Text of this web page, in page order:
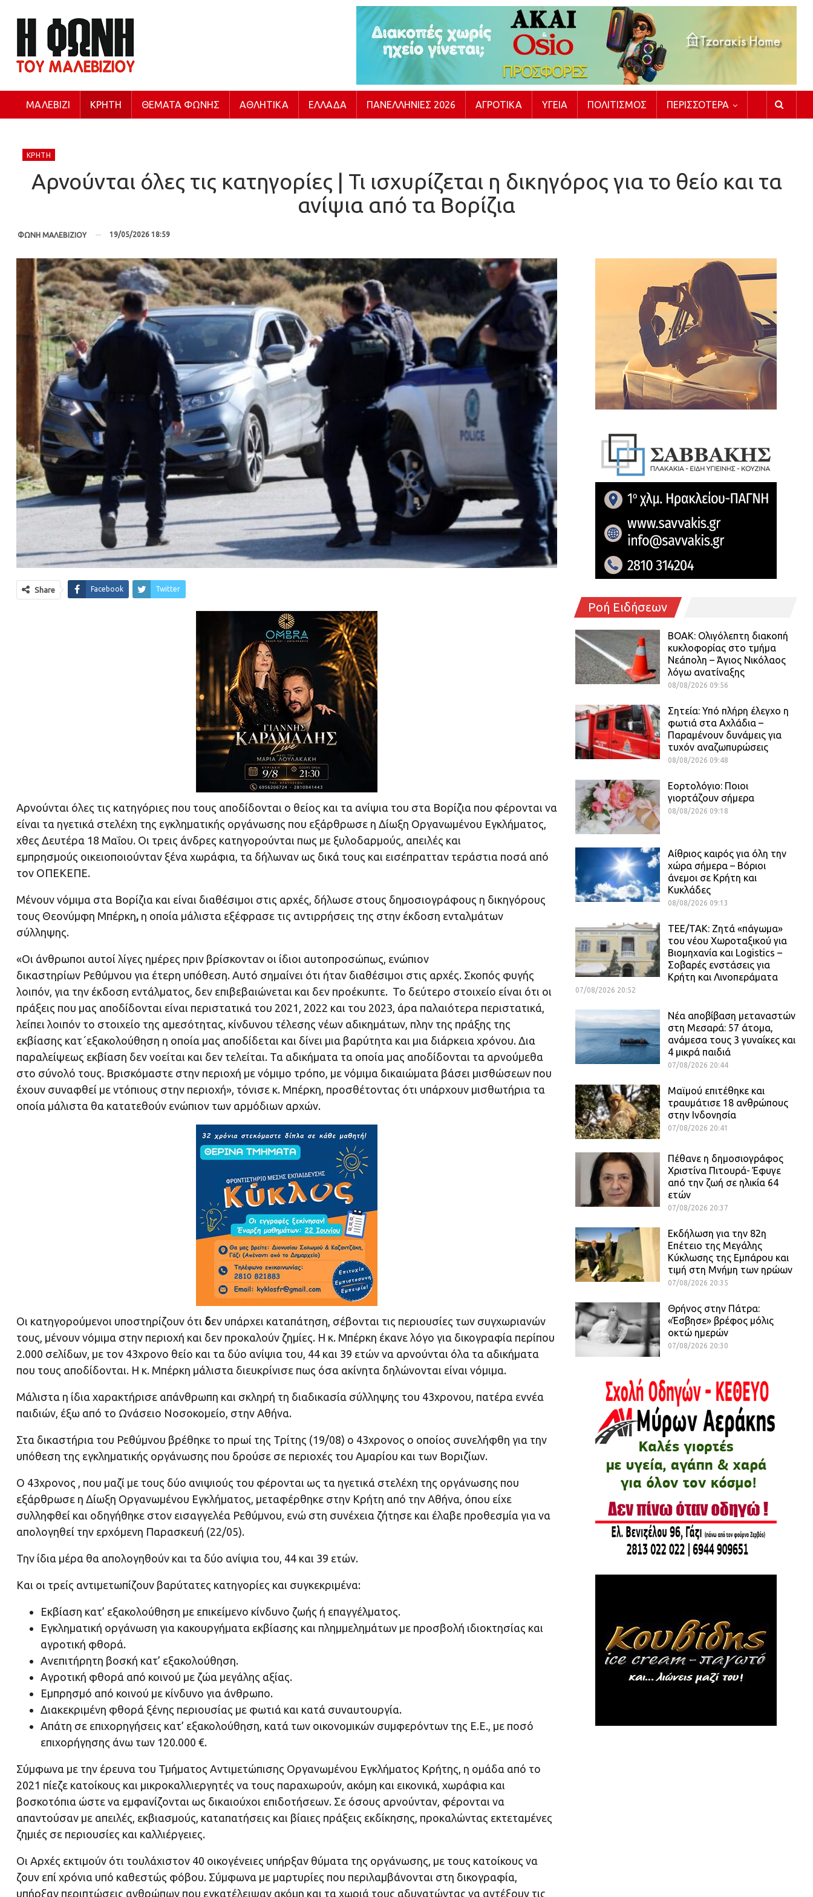
ΜΑΛΕΒΊΖΙ ΚΡΉΤΗ ΘΈΜΑΤΑ ΦΩΝΉΣ ΑΘΛΗΤΙΚΆ ΕΛΛΆΔΑ ΠΑΝΕΛΛΉΝΙΕΣ 2026 ΑΓΡΟΤΙΚΆ ΥΓΕΊΑ ΠΟΛΙΤΙΣΜΌΣ ΠΕΡΙΣΣΌΤΕΡΑ
ΚΡΉΤΗ
Αρνούνται όλες τις κατηγορίες | Τι ισχυρίζεται η δικηγόρος για το θείο και τα
ανίψια από τα Βορίζια
ΦΩΝΗ ΜΑΛΕΒΙΖΙΟΥ 19/05/2026 18:59
Share Facebook Twitter
Αρνούνται όλες τις κατηγόριες που τους αποδίδονται ο θείος και τα ανίψια του στα Βορίζια που φέρονται να
είναι τα ηγετικά στελέχη της εγκληματικής οργάνωσης που εξάρθρωσε η Δίωξη Οργανωμένου Εγκλήματος,
χθες Δευτέρα 18 Μαΐου. Οι τρεις άνδρες κατηγορούνται πως με ξυλοδαρμούς, απειλές και
εμπρησμούς οικειοποιούνταν ξένα χωράφια, τα δήλωναν ως δικά τους και εισέπρατταν τεράστια ποσά από
τον ΟΠΕΚΕΠΕ.
Μένουν νόμιμα στα Βορίζια και είναι διαθέσιμοι στις αρχές, δήλωσε στους δημοσιογράφους η δικηγόρους
τους Θεονύμφη Μπέρκη, η οποία μάλιστα εξέφρασε τις αντιρρήσεις της στην έκδοση ενταλμάτων
σύλληψης.
«Οι άνθρωποι αυτοί λίγες ημέρες πριν βρίσκονταν οι ίδιοι αυτοπροσώπως, ενώπιον
δικαστηρίων Ρεθύμνου για έτερη υπόθεση. Αυτό σημαίνει ότι ήταν διαθέσιμοι στις αρχές. Σκοπός φυγής
λοιπόν, για την έκδοση εντάλματος, δεν επιβεβαιώνεται και δεν προέκυπτε. Το δεύτερο στοιχείο είναι ότι οι
πράξεις που μας αποδίδονται είναι περιστατικά του 2021, 2022 και του 2023, άρα παλαιότερα περιστατικά,
λείπει λοιπόν το στοιχείο της αμεσότητας, κίνδυνου τέλεσης νέων αδικημάτων, πλην της πράξης της
εκβίασης κατ΄εξακολούθηση η οποία μας αποδίδεται και δίνει μια βαρύτητα και μια διάρκεια χρόνου. Δια
παραλείψεως εκβίαση δεν νοείται και δεν τελείται. Τα αδικήματα τα οποία μας αποδίδονται τα αρνούμεθα
στο σύνολό τους. Βρισκόμαστε στην περιοχή με νόμιμο τρόπο, με νόμιμα δικαιώματα βάσει μισθώσεων που
έχουν συναφθεί με ντόπιους στην περιοχή», τόνισε κ. Μπέρκη, προσθέτοντας ότι υπάρχουν μισθωτήρια τα
οποία μάλιστα θα κατατεθούν ενώπιον των αρμόδιων αρχών.
Οι κατηγορούμενοι υποστηρίζουν ότι δεν υπάρχει καταπάτηση, σέβονται τις περιουσίες των συγχωριανών
τους, μένουν νόμιμα στην περιοχή και δεν προκαλούν ζημίες. Η κ. Μπέρκη έκανε λόγο για δικογραφία περίπου
2.000 σελίδων, με τον 43χρονο θείο και τα δύο ανίψια του, 44 και 39 ετών να αρνούνται όλα τα αδικήματα
που τους αποδίδονται. Η κ. Μπέρκη μάλιστα διευκρίνισε πως όσα ακίνητα δηλώνονται είναι νόμιμα.
Μάλιστα η ίδια χαρακτήρισε απάνθρωπη και σκληρή τη διαδικασία σύλληψης του 43χρονου, πατέρα εννέα
παιδιών, έξω από το Ωνάσειο Νοσοκομείο, στην Αθήνα.
Στα δικαστήρια του Ρεθύμνου βρέθηκε το πρωί της Τρίτης (19/08) ο 43χρονος ο οποίος συνελήφθη για την
υπόθεση της εγκληματικής οργάνωσης που δρούσε σε περιοχές του Αμαρίου και των Βοριζίων.
Ο 43χρονος , που μαζί με τους δύο ανιψιούς του φέρονται ως τα ηγετικά στελέχη της οργάνωσης που
εξάρθρωσε η Δίωξη Οργανωμένου Εγκλήματος, μεταφέρθηκε στην Κρήτη από την Αθήνα, όπου είχε
συλληφθεί και οδηγήθηκε στον εισαγγελέα Ρεθύμνου, ενώ στη συνέχεια ζήτησε και έλαβε προθεσμία για να
απολογηθεί την ερχόμενη Παρασκευή (22/05).
Την ίδια μέρα θα απολογηθούν και τα δύο ανίψια του, 44 και 39 ετών.
Και οι τρείς αντιμετωπίζουν βαρύτατες κατηγορίες και συγκεκριμένα:
Εκβίαση κατ’ εξακολούθηση με επικείμενο κίνδυνο ζωής ή επαγγέλματος.
Εγκληματική οργάνωση για κακουργήματα εκβίασης και πλημμελημάτων με προσβολή ιδιοκτησίας και
αγροτική φθορά.
Ανεπιτήρητη βοσκή κατ’ εξακολούθηση.
Αγροτική φθορά από κοινού με ζώα μεγάλης αξίας.
Εμπρησμό από κοινού με κίνδυνο για άνθρωπο.
Διακεκριμένη φθορά ξένης περιουσίας με φωτιά και κατά συναυτουργία.
Απάτη σε επιχορηγήσεις κατ’ εξακολούθηση, κατά των οικονομικών συμφερόντων της Ε.Ε., με ποσό
επιχορήγησης άνω των 120.000 €.
Σύμφωνα με την έρευνα του Τμήματος Αντιμετώπισης Οργανωμένου Εγκλήματος Κρήτης, η ομάδα από το
2021 πίεζε κατοίκους και μικροκαλλιεργητές να τους παραχωρούν, ακόμη και εικονικά, χωράφια και
βοσκοτόπια ώστε να εμφανίζονται ως δικαιούχοι επιδοτήσεων. Σε όσους αρνούνταν, φέρονται να
απαντούσαν με απειλές, εκβιασμούς, καταπατήσεις και βίαιες πράξεις εκδίκησης, προκαλώντας εκτεταμένες
ζημιές σε περιουσίες και καλλιέργειες.
Οι Αρχές εκτιμούν ότι τουλάχιστον 40 οικογένειες υπήρξαν θύματα της οργάνωσης, με τους κατοίκους να
ζουν επί χρόνια υπό καθεστώς φόβου. Σύμφωνα με μαρτυρίες που περιλαμβάνονται στη δικογραφία,
υπήρξαν περιπτώσεις ανθρώπων που εγκατέλειψαν ακόμη και τα χωριά τους αδυνατώντας να αντέξουν τις
Ροή Ειδήσεων
ΒΟΑΚ: Ολιγόλεπτη διακοπή
κυκλοφορίας στο τμήμα
Νεάπολη – Άγιος Νικόλαος
λόγω ανατίναξης
08/08/2026 09:56
Σητεία: Υπό πλήρη έλεγχο η
φωτιά στα Αχλάδια –
Παραμένουν δυνάμεις για
τυχόν αναζωπυρώσεις
08/08/2026 09:48
Εορτολόγιο: Ποιοι
γιορτάζουν σήμερα
08/08/2026 09:18
Αίθριος καιρός για όλη την
χώρα σήμερα – Βόριοι
άνεμοι σε Κρήτη και
Κυκλάδες
08/08/2026 09:13
ΤΕΕ/ΤΑΚ: Ζητά «πάγωμα»
του νέου Χωροταξικού για
Βιομηχανία και Logistics –
Σοβαρές ενστάσεις για
Κρήτη και Λινοπεράματα
07/08/2026 20:52
Νέα αποβίβαση μεταναστών
στη Μεσαρά: 57 άτομα,
ανάμεσα τους 3 γυναίκες και
4 μικρά παιδιά
07/08/2026 20:44
Μαϊμού επιτέθηκε και
τραυμάτισε 18 ανθρώπους
στην Ινδονησία
07/08/2026 20:41
Πέθανε η δημοσιογράφος
Χριστίνα Πιτουρά- Έφυγε
από την ζωή σε ηλικία 64
ετών
07/08/2026 20:37
Εκδήλωση για την 82η
Επέτειο της Μεγάλης
Κύκλωσης της Εμπάρου και
τιμή στη Μνήμη των ηρώων
07/08/2026 20:35
Θρήνος στην Πάτρα:
«Έσβησε» βρέφος μόλις
οκτώ ημερών
07/08/2026 20:30